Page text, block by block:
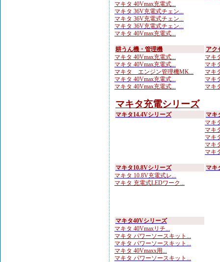
マキタ 40Vmax充電式...
マキタ 36V充電式チェン...
マキタ 36V充電式チェン...
マキタ 36V充電式チェン...
マキタ 40Vmax充電式...
耕うん機・管理機
マキタ 40Vmax充電式...
マキタ 40Vmax充電式...
マキタ エンジン管理機MK...
マキタ 40Vmax充電式...
マキタ 40Vmax充電式...
アク
マキ
マキ
マキ
マキ
マキ
マキタ充電シリーズ
マキタ14.4Vシリーズ
マキ
マキ
マキ
マキ
マキ
マキ
マキタ10.8Vシリーズ
マキタ 10.8V充電式レ...
マキタ 充電式LEDワーク...
マキ
マキタ40Vシリーズ
マキタ 40Vmaxリチ...
マキタ パワーソースキット...
マキタ パワーソースキット...
マキタ 40Vmaxx用...
マキタ パワーソースキット...